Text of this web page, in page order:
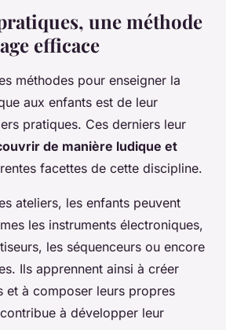
une méthode
efficace
méthodes pour enseigner la
aux enfants est de leur
pratiques. Ces derniers leur
de manière ludique et
facettes de cette discipline.
ateliers, les enfants peuvent
les instruments électroniques,
les séquenceurs ou encore
Ils apprennent ainsi à créer
et à composer leurs propres
à développer leur